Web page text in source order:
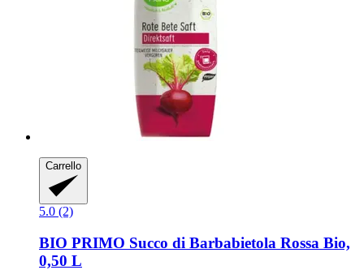
Carrello
5.0 (2)
BIO PRIMO Succo di Barbabietola Rossa Bio,
0,50 L